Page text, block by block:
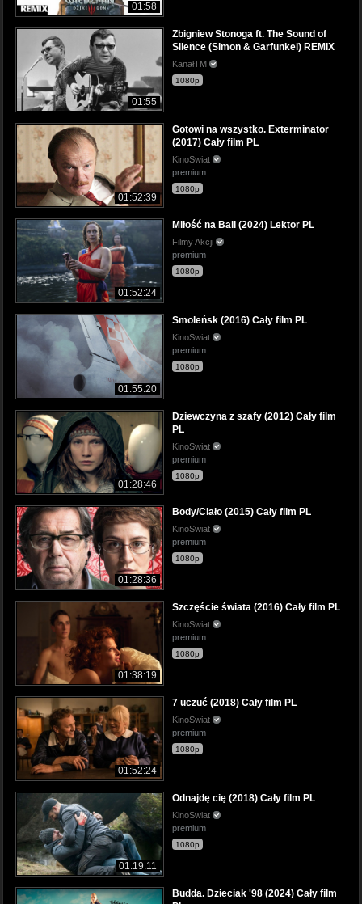
01:58
01:55
Zbigniew Stonoga ft. The Sound of
Silence (Simon & Garfunkel) REMIX
KanałTM
1080p
01:52:39
Gotowi na wszystko. Exterminator
(2017) Cały film PL
KinoSwiat
premium
1080p
01:52:24
Miłość na Bali (2024) Lektor PL
Filmy Akcji
premium
1080p
01:55:20
Smoleńsk (2016) Cały film PL
KinoSwiat
premium
1080p
01:28:46
Dziewczyna z szafy (2012) Cały film
PL
KinoSwiat
premium
1080p
01:28:36
Body/Ciało (2015) Cały film PL
KinoSwiat
premium
1080p
01:38:19
Szczęście świata (2016) Cały film PL
KinoSwiat
premium
1080p
01:52:24
7 uczuć (2018) Cały film PL
KinoSwiat
premium
1080p
01:19:11
Odnajdę cię (2018) Cały film PL
KinoSwiat
premium
1080p
Budda. Dzieciak '98 (2024) Cały film